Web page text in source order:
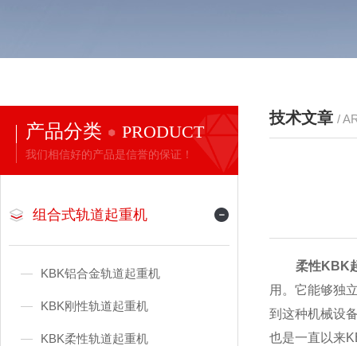
产品分类 PRODUCT
我们相信好的产品是信誉的保证！
组合式轨道起重机
KBK铝合金轨道起重机
KBK刚性轨道起重机
KBK柔性轨道起重机
技术文章 /
柔性KBK
用。它能够独
到这种机械设
也是一直以来